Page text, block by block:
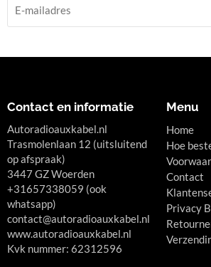
Menu
Home
Hoe
Contact
Privacy
Contact en informatie
Autoradioauxkabel.nl
Trasmolenlaan 12 (uitsluitend
op afspraak)
3447 GZ Woerden
+31657338059 (ook
whatsapp)
contact@autoradioauxkabel.nl
www.autoradioauxkabel.nl
Kvk nummer: 62312596